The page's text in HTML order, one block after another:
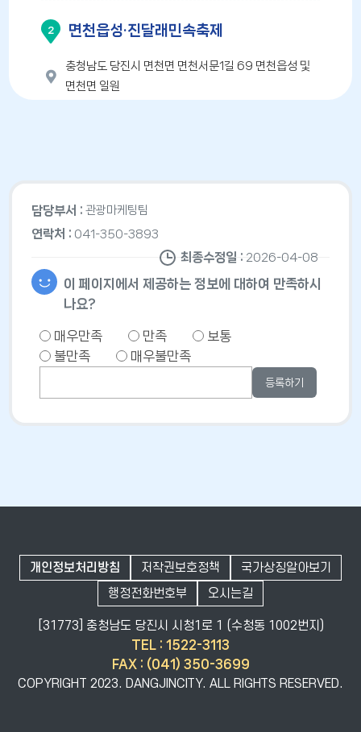
2 면천읍성·진달래민속축제
충청남도 당진시 면천면 면천서문1길 69 면천읍성 및
면천면 일원
충청남도 당진시 면천면 성하로 250
면천두견주보존회 041-355-5430
길찾기
3·10학생독립만세운동기념관
충청남도 당진시 면천면 동문1길 26 (성상리 808-
42)
담당부서 : 관광마케팅팀
연락처 : 041-350-3893
최종수정일 : 2026-04-08
이 페이지에서 제공하는 정보에 대하여 만족하시
나요?
매우만족 만족
보통
불만족
매우불만족
개인정보처리방침 저작권보호정책
국가상징알아보기
행정전화번호부
오시는길
[31773] 충청남도 당진시 시청1로 1 (수청동 1002번지)
TEL
: 1522-3113
FAX: (041) 350-3699
COPYRIGHT 2023. DANGJINCITY. ALL RIGHTS RESERVED.